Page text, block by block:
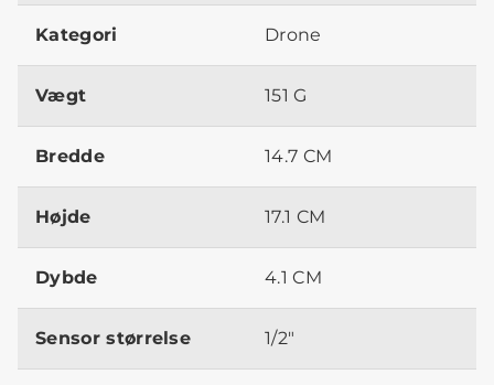
Kategori Drone
Vægt 151 G
Bredde 14.7 CM
Højde 17.1 CM
Dybde 4.1 CM
Sensor størrelse 1/2"